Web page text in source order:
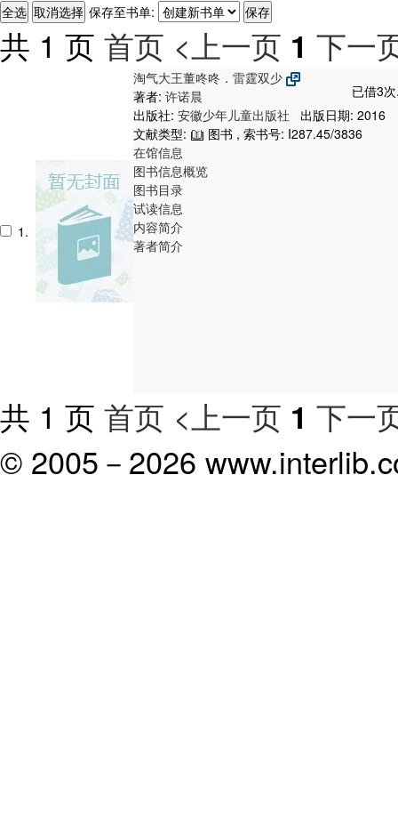
保存至书单:
共 1 页 首页 <上一页 1 下一
1.
淘气大王董咚咚．雷霆双少
已借3
著者: 许诺晨
出版社: 安徽少年儿童出版社
出版日期: 2016
文献类型:
图书 , 索书号: I287.45/3836
在馆信息
图书信息概览
图书目录
试读信息
内容简介
著者简介
共 1 页 首页 <上一页 1 下一
© 2005－ 2026